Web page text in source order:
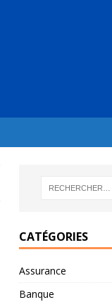
CATÉGORIES
Assurance
Banque